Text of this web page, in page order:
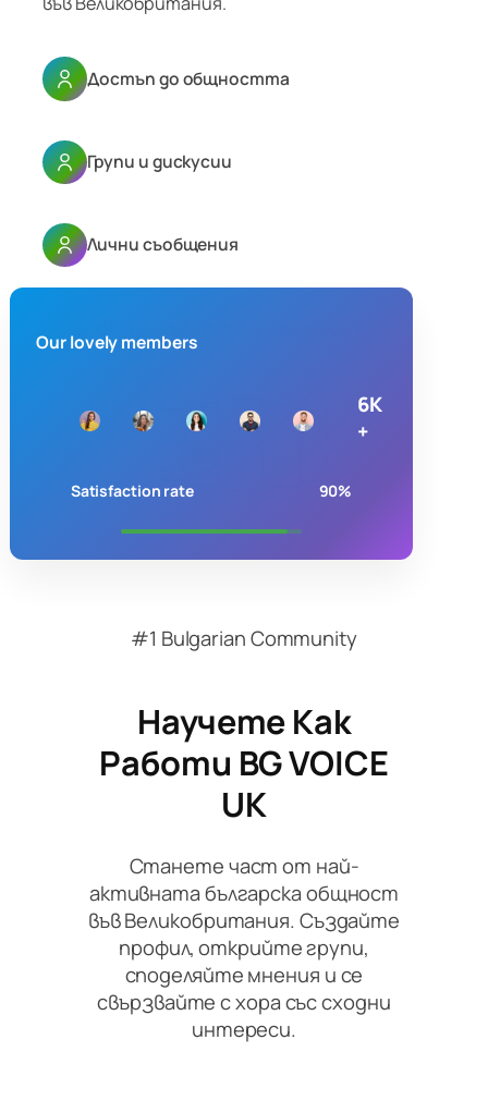
Достъп до общността
Групи и дискусии
Лични съобщения
Our lovely members
6K
+
Satisfaction rate 90%
#1 Bulgarian Community
Научете Как
Работи BG VOICE
UK
Станете част от най-
активната българска общност
във Великобритания. Създайте
профил, открийте групи,
споделяйте мнения и се
свързвайте с хора със сходни
интереси.